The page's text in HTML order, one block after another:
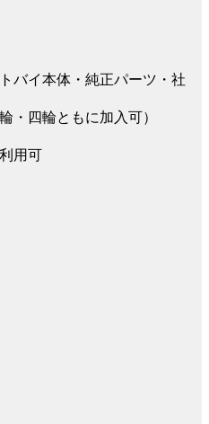
バイ本体・純正パーツ・社
・四輪ともに加入可）
用可